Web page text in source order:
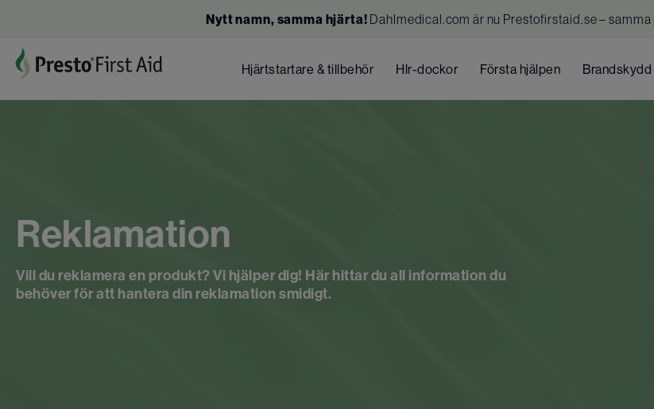
Nytt namn, samma hjärta! Dahlmedical.com är nu Prestofirstaid.se –
Hjärtstartare & tillbehör Hlr-dockor Första hjälpen Brandskydd
Reklamation
Vill du reklamera en produkt? Vi hjälper dig! Här hittar du all information du
behöver för att hantera din reklamation smidigt.